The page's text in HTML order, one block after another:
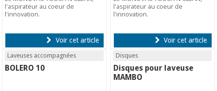
l'aspirateur au coeur de
l'innovation.
Voir cet article
l'aspirateur au coeur de
l'innovation.
Voir cet article
Laveuses accompagnées
BOLERO 10
Disques
Disques pour laveuse
MAMBO